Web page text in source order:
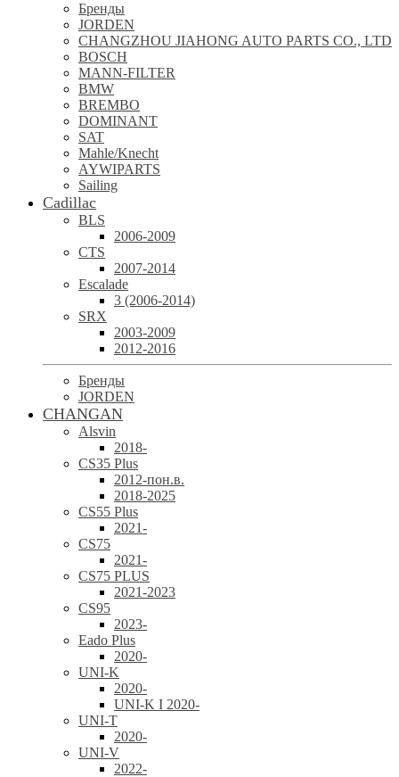
Бренды
JORDEN
CHANGZHOU JIAHONG AUTO PARTS CO., LTD
BOSCH
MANN-FILTER
BMW
BREMBO
DOMINANT
SAT
Mahle/Knecht
AYWIPARTS
Sailing
Cadillac
BLS
2006-2009
CTS
2007-2014
Escalade
3 (2006-2014)
SRX
2003-2009
2012-2016
Бренды
JORDEN
CHANGAN
Alsvin
2018-
CS35 Plus
2012-пон.в.
2018-2025
CS55 Plus
2021-
CS75
2021-
CS75 PLUS
2021-2023
CS95
2023-
Eado Plus
2020-
UNI-K
2020-
UNI-K I 2020-
UNI-T
2020-
UNI-V
2022-